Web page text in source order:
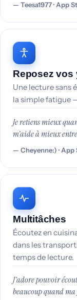
Teesa1977 · App
Reposez vos
Une lecture sans
la simple fatigue
Je retiens mieux
m’aide à mieux
Cheyenne:) · App
Multitâches
Écoutez en
dans les
temps de lecture.
J’adore pouvoir
beaucoup quand